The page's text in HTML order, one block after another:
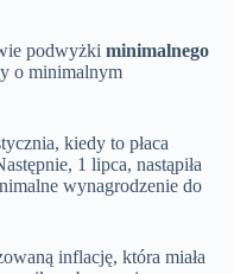
podwyżki minimalnego
o minimalnym
kiedy to płaca
1 lipca, nastąpiła
wynagrodzenie do
inflację, która miała